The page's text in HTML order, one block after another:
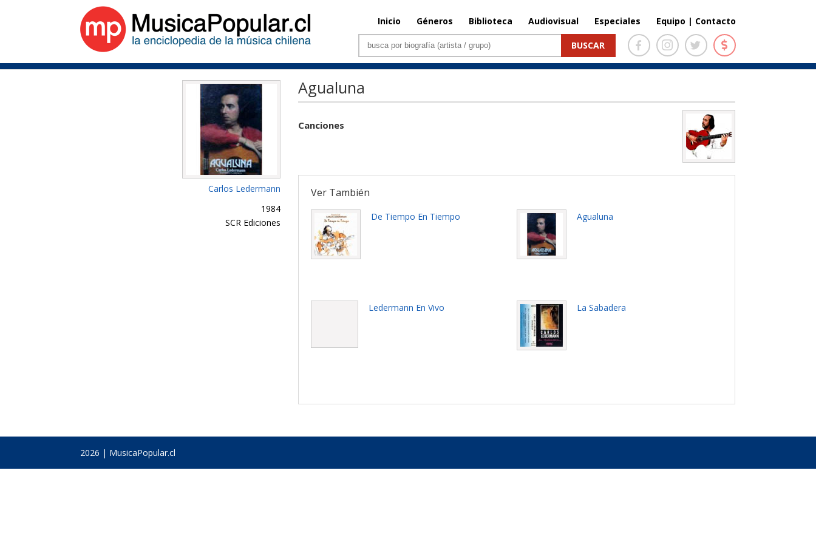
Inicio Géneros Biblioteca Audiovisual Especiales Equipo | Contacto
Carlos Ledermann
1984
SCR Ediciones
Agualuna
Canciones
Ver También
De Tiempo En Tiempo Agualuna
Ledermann En Vivo La Sabadera
2026 | MusicaPopular.cl